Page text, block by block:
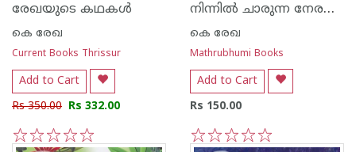
രേഖയുടെ കഥകള്‍
കെ രേഖ
Current Books Thrissur
Add to Cart
Rs 350.00 Rs 332.00
നിന്നില്‍ ചാരുന്ന നേരത്ത്‌
കെ രേഖ
Mathrubhumi Books
Add to Cart
Rs 150.00